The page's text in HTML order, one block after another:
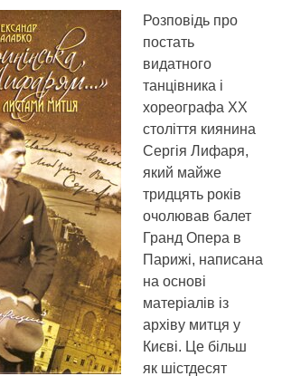
Розповідь про
постать
видатного
танцівника і
хореографа ХХ
століття киянина
Сергія Лифаря,
який майже
тридцять років
очолював балет
Гранд Опера в
Парижі, написана
на основі
матеріалів із
архіву митця у
Києві. Це більш
як шістдесят